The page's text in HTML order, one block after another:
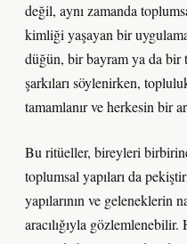
değil, aynı zamanda
kimliği yaşayan bir
düğün, bir bayram ya da
şarkıları söylenirken,
tamamlanır ve herkesin bir
Bu ritüeller, bireyleri
toplumsal yapıları da
yapılarının ve geleneklerin
aracılığıyla